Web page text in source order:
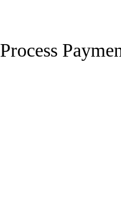
Process